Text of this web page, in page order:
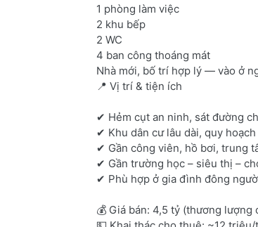
1 phòng làm việc
2 khu bếp
2 WC
4 ban công thoáng mát
Nhà mới, bố trí hợp lý — vào ở
📍 Vị trí & tiện ích
✔ Hẻm cụt an ninh, sát đường
✔ Khu dân cư lâu dài, quy hoạch
✔ Gần công viên, hồ bơi, trung
✔ Gần trường học – siêu thị –
✔ Phù hợp ở gia đình đông
💰 Giá bán: 4,5 tỷ (thương lượng